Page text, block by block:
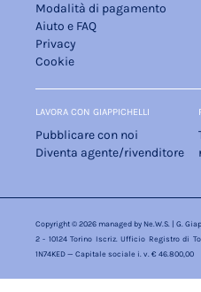
Modalità di pagamento
Aiuto e FAQ
Privacy
Cookie
LAVORA CON GIAPPICHELLI
Pubblicare con noi
Diventa agente/rivenditore
Copyright © 2026 managed by Ne.W.S. | G.
2 - 10124 Torino Iscriz. Ufficio Registro di
1N74KED — Capitale sociale i. v. € 46.800,00